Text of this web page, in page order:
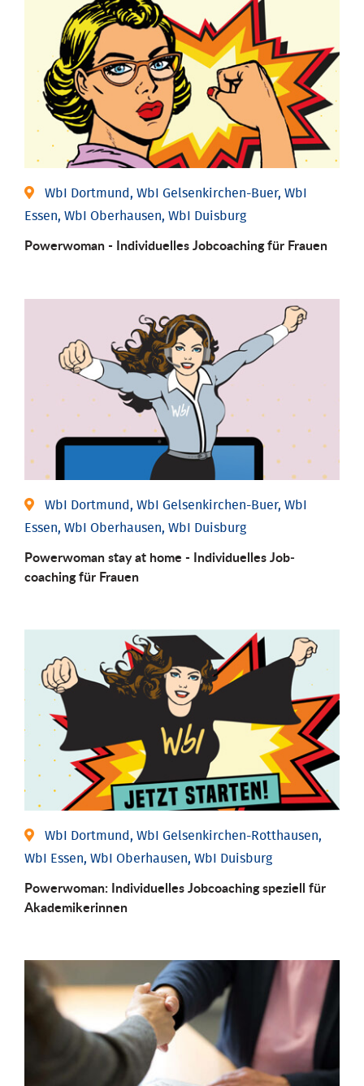
WbI Dortmund, WbI Gelsenkirchen-Buer, WbI
Essen, WbI Oberhausen, WbI Duisburg
Powerwoman - Individu­elles Job­coaching für Frauen
WbI Dortmund, WbI Gelsenkirchen-Buer, WbI
Essen, WbI Oberhausen, WbI Duisburg
Powerwoman stay at home - Individu­elles Job­
coaching für Frauen
WbI Dortmund, WbI Gelsenkirchen-Rotthausen,
WbI Essen, WbI Oberhausen, WbI Duisburg
Powerwoman: Individu­elles Job­coaching speziell für
Aka­demiker­innen